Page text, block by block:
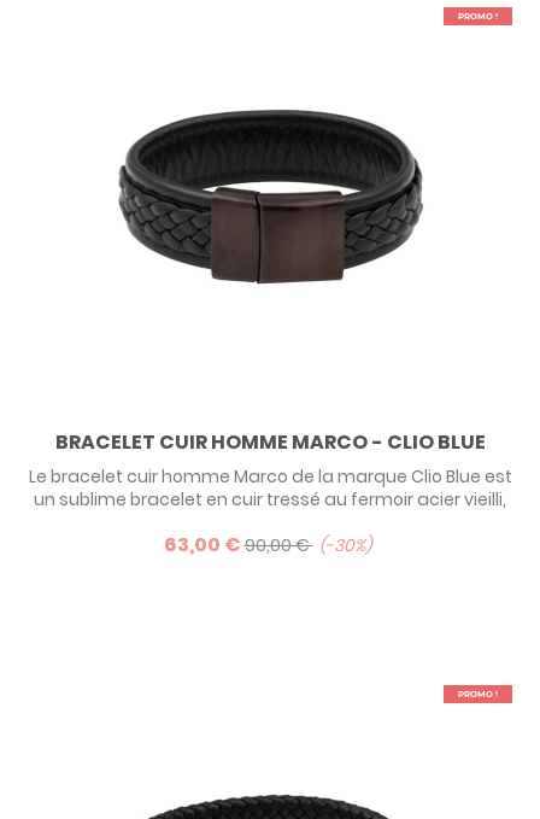
PROMO !
BRACELET CUIR HOMME MARCO - CLIO BLUE
Le bracelet cuir homme Marco de la marque Clio Blue est
un sublime bracelet en cuir tressé au fermoir acier vieilli,
63,00 €90,00 € -30%
PROMO !